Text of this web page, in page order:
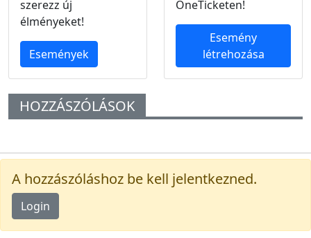
szerezz új
élményeket!
Események
OneTicketen!
Esemény
létrehozása
HOZZÁSZÓLÁSOK
A hozzászóláshoz be kell jelentkezned.
Login